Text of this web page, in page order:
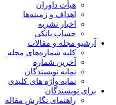
هیأت داوران
اهداف و زمینه‌ها
اخبار نشریه
حساب بانکی
آرشیو مجله و مقالات
کلیه شماره‌های مجله
آخرین شماره
نمایه نویسندگان
نمایه واژه های کلیدی
برای نویسندگان
راهنمای نگارش مقاله